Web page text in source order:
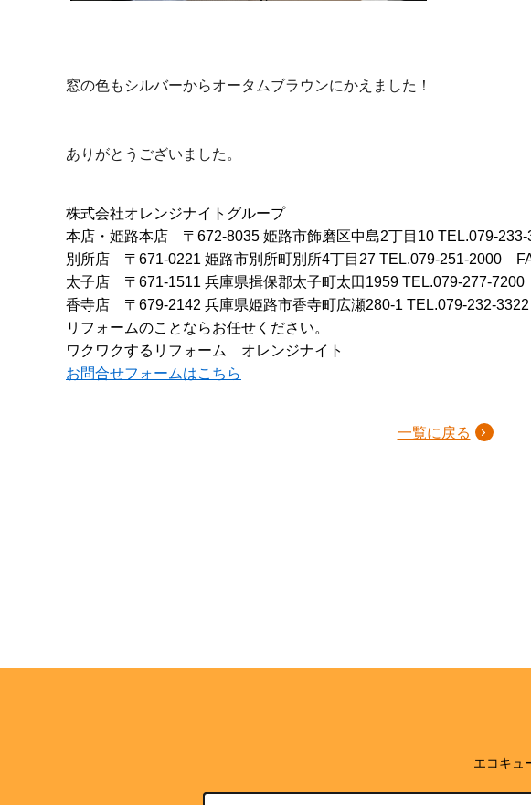
窓の色もシルバーからオータムブラウンにかえました！
ありがとうございました。
株式会社オレンジナイトグループ
本店・姫路本店
〒672-8035 姫路市飾磨区中島2丁目10 TEL.079-
別所店
〒671-0221 姫路市別所町別所4丁目27 TEL.079-251-2000
太子店
〒671-1511 兵庫県揖保郡太子町太田1959 TEL.079-277-
香寺店
〒679-2142 兵庫県姫路市香寺町広瀬280-1 TEL.079-232-3322
リフォームのことならお任せください。
ワクワクするリフォーム オレンジナイト
お問合せフォームはこちら
一覧に戻る
エコキュ